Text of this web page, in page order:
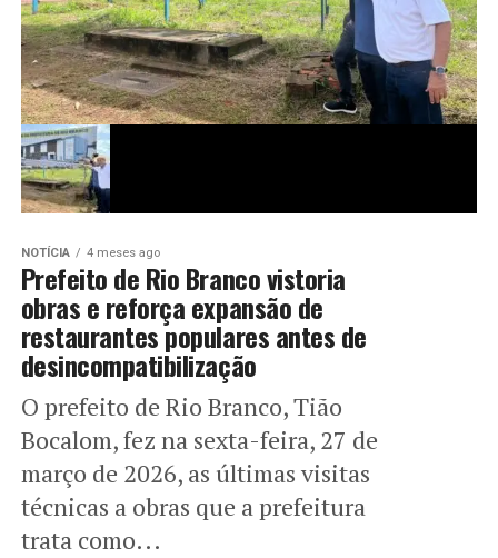
NOTÍCIA 4 meses ago
Prefeito de Rio Branco vistoria
obras e reforça expansão de
restaurantes populares antes de
desincompatibilização
O prefeito de Rio Branco, Tião
Bocalom, fez na sexta-feira, 27 de
março de 2026, as últimas visitas
técnicas a obras que a prefeitura
trata como...